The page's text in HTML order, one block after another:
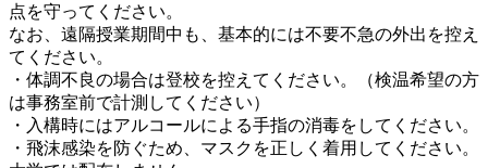
点を守ってください。
なお、遠隔授業期間中も、基本的には不要不急の外出を控え
てください。
・体調不良の場合は登校を控えてください。（検温希望の方
は事務室前で計測してください）
・入構時にはアルコールによる手指の消毒をしてください。
・飛沫感染を防ぐため、マスクを正しく着用してください。